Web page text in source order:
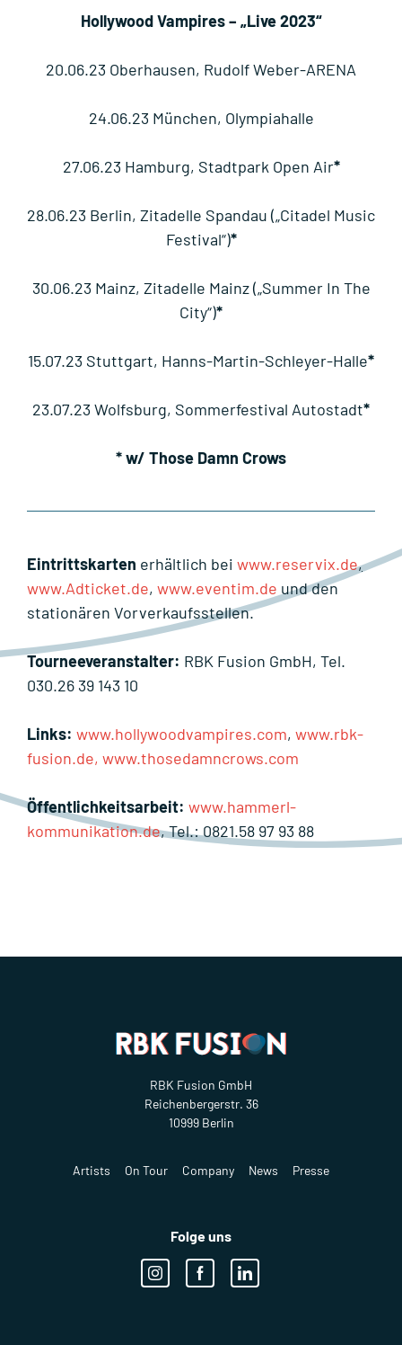
Hollywood Vampires – „Live 2023“
20.06.23 Oberhausen, Rudolf Weber-ARENA
24.06.23 München, Olympiahalle
27.06.23 Hamburg, Stadtpark Open Air*
28.06.23 Berlin, Zitadelle Spandau („Citadel Music
Festival“)*
30.06.23 Mainz, Zitadelle Mainz („Summer In The
City“)*
15.07.23 Stuttgart, Hanns-Martin-Schleyer-Halle*
23.07.23 Wolfsburg, Sommerfestival Autostadt*
* w/ Those Damn Crows
Eintrittskarten erhältlich bei www.reservix.de,
www.Adticket.de, www.eventim.de und den
stationären Vorverkaufsstellen.
Tourneeveranstalter: RBK Fusion GmbH, Tel.
030.26 39 143 10
Links: www.hollywoodvampires.com, www.rbk-
fusion.de, www.thosedamncrows.com
Öffentlichkeitsarbeit: www.hammerl-
kommunikation.de, Tel.: 0821.58 97 93 88
RBK Fusion GmbH
Reichenbergerstr. 36
10999 Berlin
Artists On Tour Company News Presse
Folge uns